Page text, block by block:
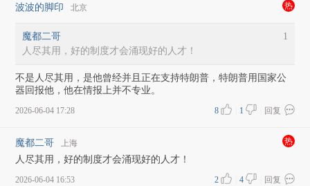
波波的脚印 北京 热
魔都二哥
人尽其用，好的制度才会涌现好的人才！
1
不是人尽其用，是他曾经并且正在支持特朗普，特朗普用国家公
器回报他，他在情报上并不专业。
2026-06-04 17:28 回复
1
8
魔都二哥 上海 热
人尽其用，好的制度才会涌现好的人才！
2026-06-04 16:53 回复
4
2